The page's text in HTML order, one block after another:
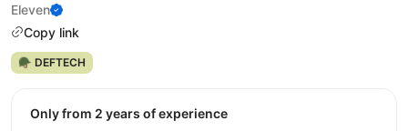
Eleven
Copy link
🪖 DEFTECH
Only from 2 years of experience